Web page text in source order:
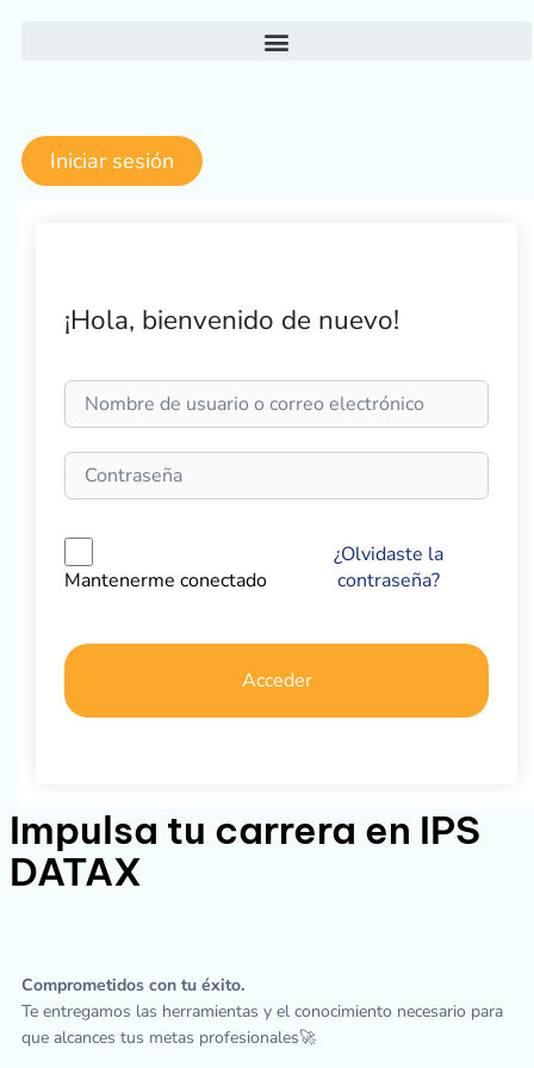
Iniciar sesión
¡Hola, bienvenido de nuevo!
Mantenerme conectado
¿Olvidaste la
contraseña?
Acceder
Impulsa tu carrera en IPS
DATAX
Comprometidos con tu éxito.
Te entregamos las herramientas y el conocimiento necesario para
que alcances tus metas profesionales🚀